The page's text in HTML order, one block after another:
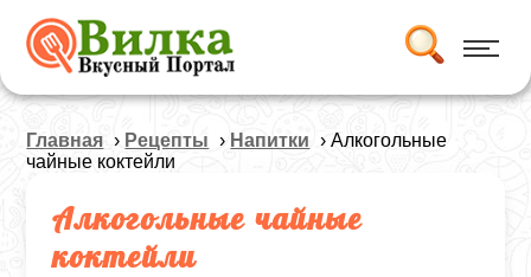
Главная › Рецепты › Напитки › Алкогольные
чайные коктейли
Алкогольные чайные
коктейли